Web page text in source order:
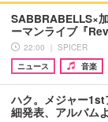
SABBRABELLS×
ーマンライブ『
22:00 ｜ SPICER
ニュース
音楽
ハク。メジャー
細発表、アルバム